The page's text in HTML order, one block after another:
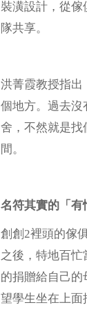
裝潢設計，從
隊共享。
洪菁霞教授指出
個地方。過去沒
舍，不然就是找
間。
名符其實的「有
創創2裡頭的傢
之後，特地百
的捐贈給自己
望學生坐在上面